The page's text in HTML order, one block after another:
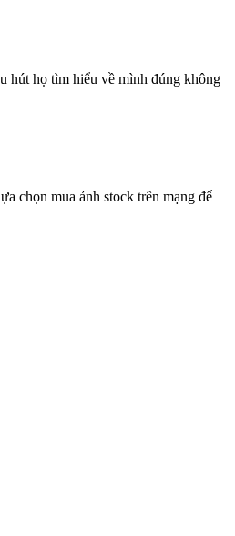
hút họ tìm hiểu về mình đúng không
chọn mua ảnh stock trên mạng để